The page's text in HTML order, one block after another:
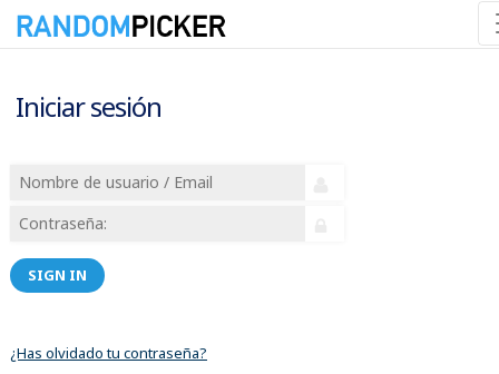
Iniciar sesión
SIGN IN
¿Has olvidado tu contraseña?